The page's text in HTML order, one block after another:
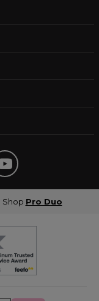
Shop Pro Duo